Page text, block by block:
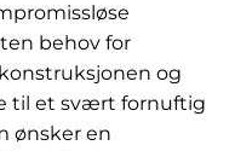
behov for
og
til et svært fornuftig
ønsker en